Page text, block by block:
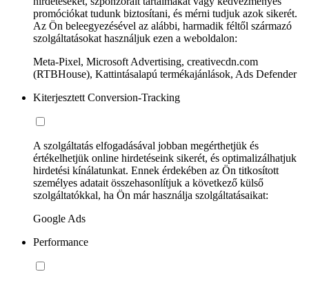
promóciókat tudunk biztosítani, és mérni tudjuk azok sikerét.
Az Ön beleegyezésével az alábbi, harmadik féltől származó
szolgáltatásokat használjuk ezen a weboldalon:
Meta-Pixel, Microsoft Advertising, creativecdn.com
(RTBHouse), Kattintásalapú termékajánlások, Ads Defender
Kiterjesztett Conversion-Tracking
A szolgáltatás elfogadásával jobban megérthetjük és
értékelhetjük online hirdetéseink sikerét, és optimalizálhatjuk
hirdetési kínálatunkat. Ennek érdekében az Ön titkosított
személyes adatait összehasonlítjuk a következő külső
szolgáltatókkal, ha Ön már használja szolgáltatásaikat:
Google Ads
Performance